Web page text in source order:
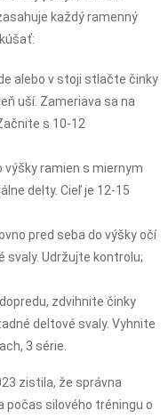
každý ramenný
alebo v stoji stlačte činky
uší. Zameriava sa na
s 10-12
výšky ramien s miernym
delty. Cieľ je 12-15
pred seba do výšky očí
svaly. Udržujte kontrolu;
zdvihnite činky
deltové svaly. Vyhnite
3 série.
zistila, že správna
počas silového tréningu o